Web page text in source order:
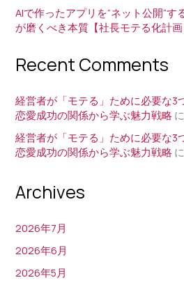
を
ア
プ
ー
ト
す
る
箋
ー
弾
「魅
力」
視
で
外
見・
AIで作ったアプリを“ネット公開”
が磨くべき本質【社長モテる化計画
Recent Comments
経営者が「モテる」ために必要な3
恋愛成功の関係から学ぶ魅力戦略
経営者が「モテる」ために必要な3
恋愛成功の関係から学ぶ魅力戦略 に
Archives
2026年7月
2026年6月
2026年5月